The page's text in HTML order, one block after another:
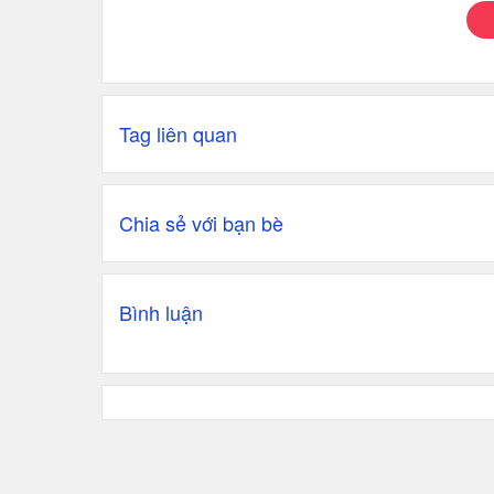
Tag liên quan
Chia sẻ với bạn bè
Bình luận